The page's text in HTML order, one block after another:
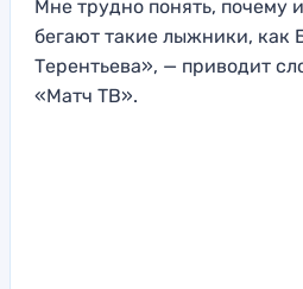
Мне трудно понять, почему
бегают такие лыжники, как
Терентьева», — приводит
«Матч ТВ».